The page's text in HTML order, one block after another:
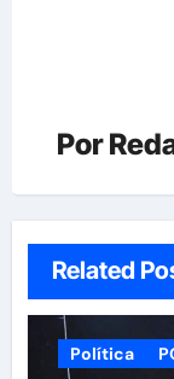
Por
Related
Política